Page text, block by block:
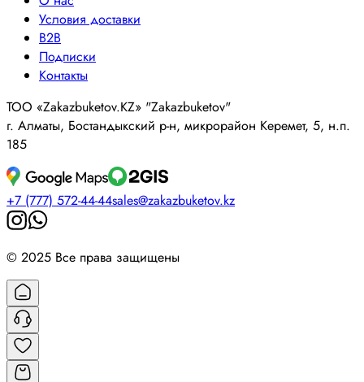
Условия доставки
B2B
Подписки
Контакты
ТОО «Zakazbuketov.KZ» "Zakazbuketov"
г. Алматы, Бостандыкский р-н, микрорайон Керемет, 5, н.п.
185
+7 (777) 572-44-44sales@zakazbuketov.kz
© 2025 Все права защищены